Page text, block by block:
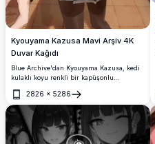
Kyouyama Kazusa Mavi Arşiv 4K
Duvar Kağıdı
Blue Archive'dan Kyouyama Kazusa, kedi
kulaklı koyu renkli bir kapüşonlu
gece sokağında duruyor. Sinematik
aydınlatma ve canlı detaylarıyla nefes
kesici yüksek çözünürlüklü bir anime
duvar kağıdı.
2826 × 5286
Aç